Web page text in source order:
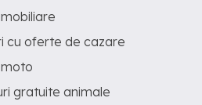
cu oferte de cazare
gratuite animale